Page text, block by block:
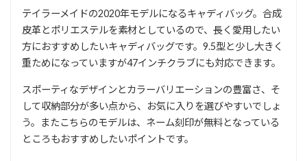
テイラーメイドの2020年モデルになるキャディバッグ。合成
皮革とポリエステルを素材としているので、長く愛用したい
方におすすめしたいキャディバッグです。9.5型と少し大きく
重ためになっていますが47インチクラブにも対応できます。
スポーティなデザインとカラーバリエーションの豊富さ、そ
して収納部分が多い点から、お気に入りを選びやすいでしょ
う。またこちらのモデルは、ネーム刻印が無料となっている
ところもおすすめしたいポイントです。